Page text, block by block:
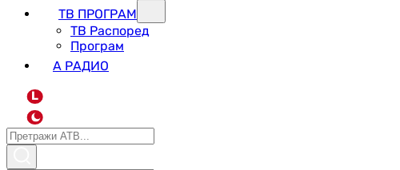
ТВ ПРОГРАМ
ТВ Распоред
Програм
А РАДИО
L